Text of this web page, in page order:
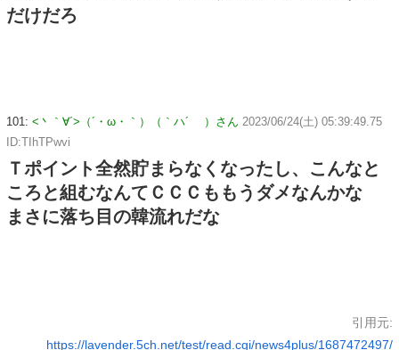
だけだろ
101: <丶｀∀´>（´・ω・｀）（｀ハ´ ）さん 2023/06/24(土) 05:39:49.75
ID:TIhTPwvi
Ｔポイント全然貯まらなくなったし、こんなと
ころと組むなんてＣＣＣももうダメなんかな
まさに落ち目の韓流れだな
引用元:
https://lavender.5ch.net/test/read.cgi/news4plus/1687472497/